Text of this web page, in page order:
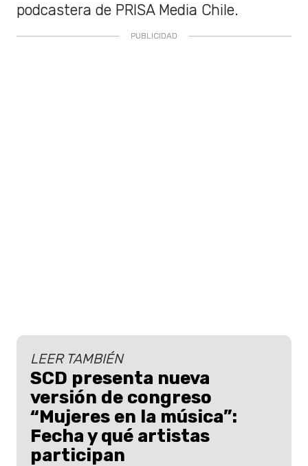
podcastera de PRISA Media Chile.
LEER TAMBIÉN
SCD presenta nueva
versión de congreso
“Mujeres en la música”:
Fecha y qué artistas
participan